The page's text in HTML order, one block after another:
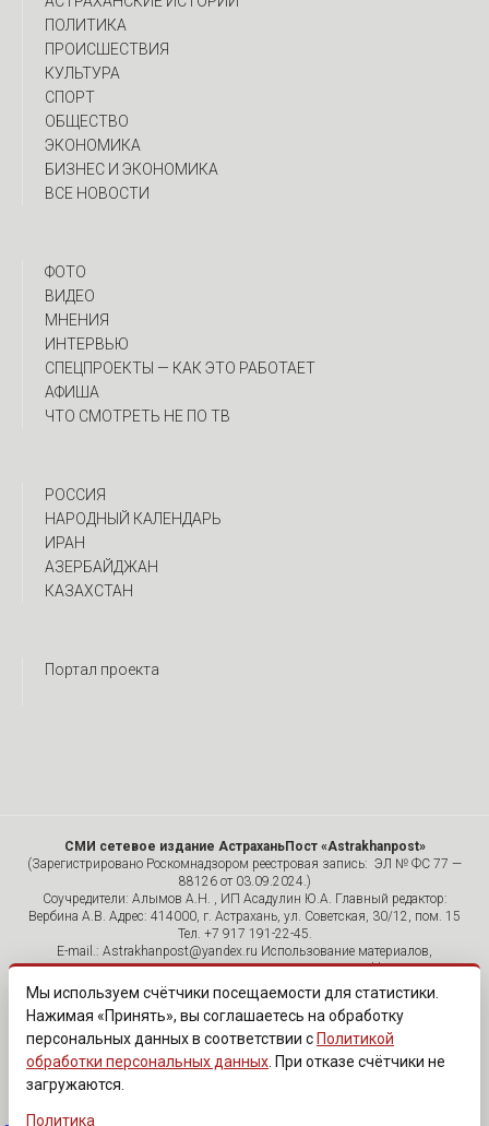
ПОЛИТИКА
ПРОИСШЕСТВИЯ
КУЛЬТУРА
СПОРТ
ОБЩЕСТВО
ЭКОНОМИКА
БИЗНЕС И ЭКОНОМИКА
ВСЕ НОВОСТИ
ФОТО
ВИДЕО
МНЕНИЯ
ИНТЕРВЬЮ
CПЕЦПРОЕКТЫ — КАК ЭТО РАБОТАЕТ
АФИША
ЧТО СМОТРЕТЬ НЕ ПО ТВ
РОССИЯ
НАРОДНЫЙ КАЛЕНДАРЬ
ИРАН
АЗЕРБАЙДЖАН
КАЗАХСТАН
Портал проекта
СМИ сетевое издание АстраханьПост «Astrakhanpost»
(Зарегистрировано Роскомнадзором реестровая запись: ЭЛ № ФС 77 —
88126 от 03.09.2024.)
Соучредители: Алымов А.Н. , ИП Асадулин Ю.А. Главный редактор:
Вербина А.В. Адрес: 414000, г. Астрахань, ул. Советская, 30/12, пом. 15
Тел. +7 917 191-22-45.
E-mail.: Astrakhanpost@yandex.ru Использование материалов,
размещенных на страницах сетевого издания «Astrakhanpost»,
допускается исключительно с указанием источника и публикацией
активной гиперссылки на портал Astrakhanpost.ru. Комментарии
читателей сайта размещаются без предварительного редактирования.
Редакция оставляет за собой право удалить их с сайта или
отредактировать, если указанные сообщения нарушают законы РФ.
«САЙТ ПРЕДНАЗНАЧЕН ДЛЯ АУДИТОРИИ 18+»
Мы используем счётчики посещаемости для статистики.
Нажимая «Принять», вы соглашаетесь на обработку
персональных данных в соответствии с Политикой
обработки персональных данных . При отказе счётчики не
загружаются.
Политика